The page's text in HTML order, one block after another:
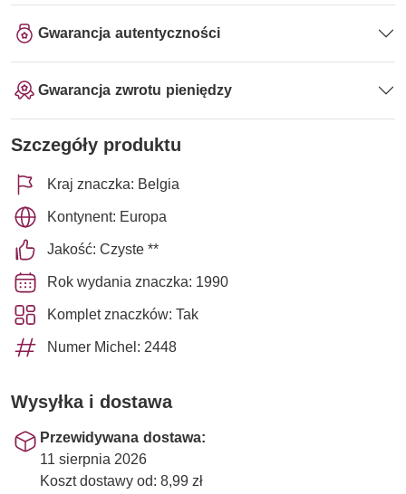
Gwarancja autentyczności
Gwarancja zwrotu pieniędzy
Szczegóły produktu
Kraj znaczka: Belgia
Kontynent: Europa
Jakość: Czyste **
Rok wydania znaczka: 1990
Komplet znaczków: Tak
Numer Michel: 2448
Wysyłka i dostawa
Przewidywana dostawa:
11 sierpnia 2026
Koszt dostawy od: 8,99 zł